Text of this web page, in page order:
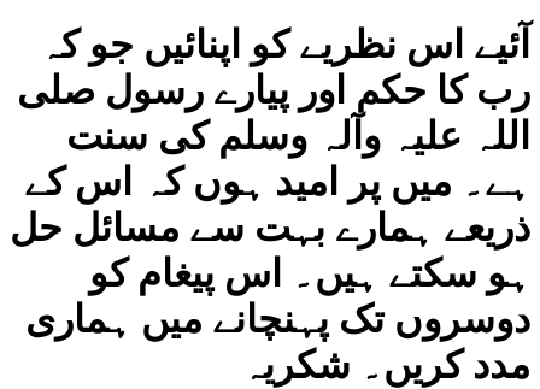
آئیے اس نظریے کو اپنائیں جو کہ
رب کا حکم اور پیارے رسول صلی
اللہ علیہ وآلہ وسلم کی سنت
ہے۔ میں پر امید ہوں کہ اس کے
ذریعے ہمارے بہت سے مسائل حل
ہو سکتے ہیں۔ اس پیغام کو
دوسروں تک پہنچانے میں ہماری
مدد کریں۔ شکریہ